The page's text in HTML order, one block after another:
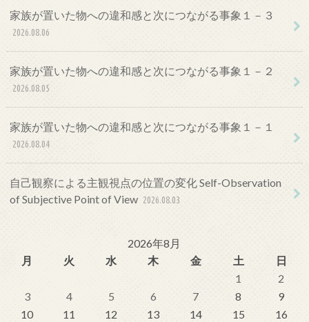
家族が置いた物への違和感と次につながる事象１－３
2026.08.06
家族が置いた物への違和感と次につながる事象１－２
2026.08.05
家族が置いた物への違和感と次につながる事象１－１
2026.08.04
自己観察による主観視点の位置の変化 Self-Observation
of Subjective Point of View 2026.08.03
2026年8月
月
火 水 木 金 土
日
1
2
3
4 5 6 7 8
9
10
11 12 13 14 15
16